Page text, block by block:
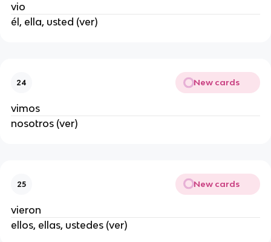
vio
él, ella, usted (ver)
24 New cards
vimos
nosotros (ver)
25 New cards
vieron
ellos, ellas, ustedes (ver)